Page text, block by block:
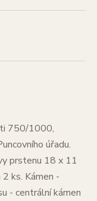
750/1000,
úřadu.
prstenu 18 x 11
ks. Kámen -
- centrální kámen